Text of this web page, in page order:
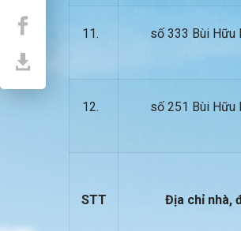
11. số 333 Bùi Hữu
12. số 251 Bùi Hữu
STT Địa chỉ nhà,